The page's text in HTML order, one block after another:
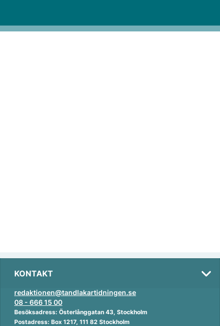
KONTAKT
redaktionen@tandlakartidningen.se
08 - 666 15 00
Besöksadress: Österlånggatan 43, Stockholm
Postadress: Box 1217, 111 82 Stockholm